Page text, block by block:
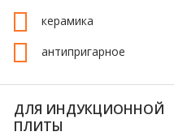
керамика
антипригарное
ДЛЯ ИНДУКЦИОННОЙ
ПЛИТЫ